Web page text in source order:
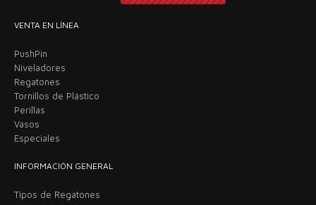
VENTA EN LÍNEA
PushPin
Niveladores
Regatones
Tornillos de Plástico
Perillas
Vasos
Especiales
INFORMACIÓN GENERAL
Tipos de Regatones